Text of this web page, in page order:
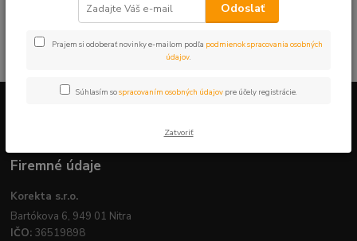
V tejto kategórii nebol nájdený žiadny tovar.
Firemné údaje a informácie
Firemné údaje
Korekta s.r.o.
Bartókova 6, 949 01 Nitra
IČO: 36519898
Odoslať
Prajem si odoberať novinky e-mailom podľa podmienok spracovania osobných
údajov.
Súhlasím sospracovaním osobných údajov pre účely registrácie.
Zatvoriť